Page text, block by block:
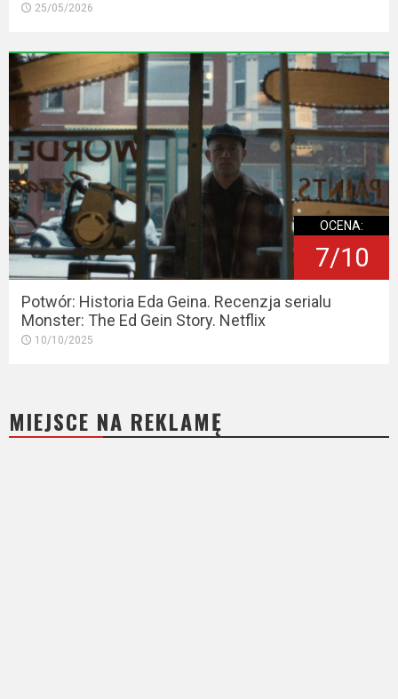
25/05/2026
OCENA:
7/10
Potwór: Historia Eda Geina. Recenzja serialu
Monster: The Ed Gein Story. Netflix
10/10/2025
MIEJSCE NA REKLAMĘ